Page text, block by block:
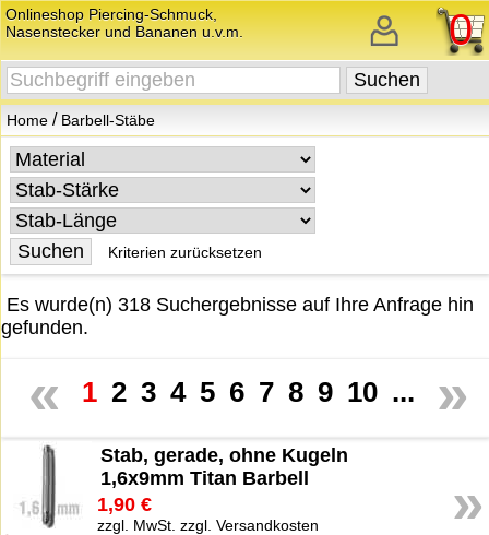
0
Onlineshop Piercing-Schmuck,
Nasenstecker und Bananen u.v.m.
Home / Barbell-Stäbe
Kriterien zurücksetzen
Es wurde(n) 318 Suchergebnisse auf Ihre Anfrage hin
gefunden.
« »
1 2 3 4 5 6 7 8 9 10 ...
»
Stab, gerade, ohne Kugeln
1,6x9mm Titan Barbell
1,90 €
zzgl. MwSt. zzgl. Versandkosten